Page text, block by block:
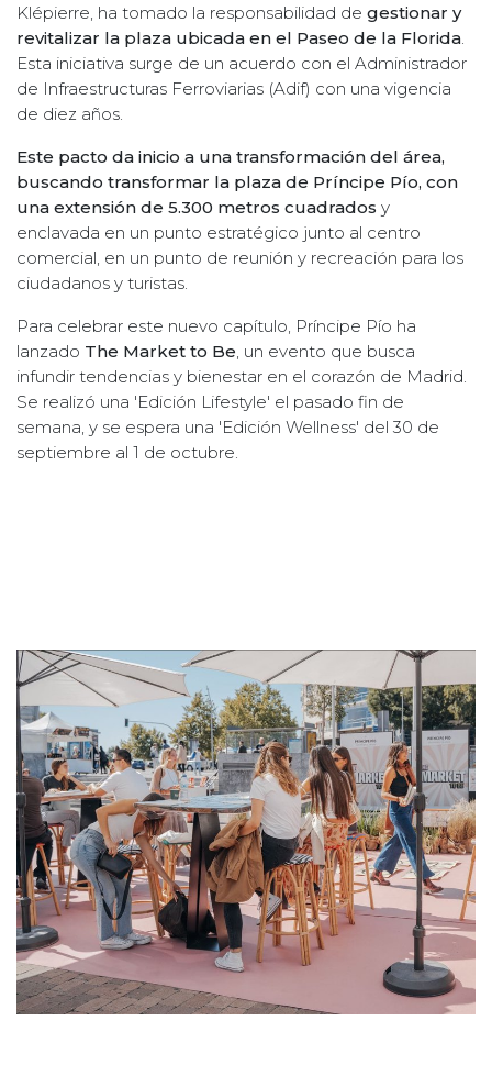
Klépierre, ha tomado la responsabilidad de gestionar y
revitalizar la plaza ubicada en el Paseo de la Florida
Esta iniciativa surge de un acuerdo con el Administrador
de Infraestructuras Ferroviarias (Adif) con una vigencia
de diez años.
Este pacto da inicio a una transformación del área,
buscando transformar la plaza de Príncipe Pío, con
una extensión de 5.300 metros cuadrados y
enclavada en un punto estratégico junto al centro
comercial, en un punto de reunión y recreación para los
ciudadanos y turistas.
Para celebrar este nuevo capítulo, Príncipe Pío ha
lanzado The Market to Be , un evento que busca
infundir tendencias y bienestar en el corazón de Madrid.
Se realizó una 'Edición Lifestyle' el pasado fin de
semana, y se espera una 'Edición Wellness' del 30 de
septiembre al 1 de octubre.